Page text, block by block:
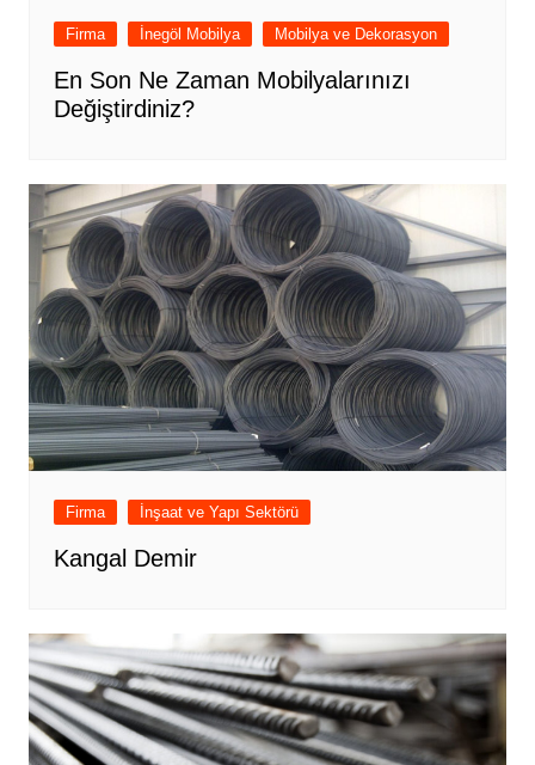
Firma İnegöl Mobilya Mobilya ve Dekorasyon
En Son Ne Zaman Mobilyalarınızı
Değiştirdiniz?
Firma İnşaat ve Yapı Sektörü
Kangal Demir